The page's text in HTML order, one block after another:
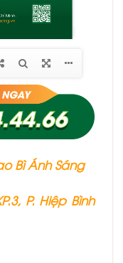
Bì Ánh Sáng
P. Hiệp Bình